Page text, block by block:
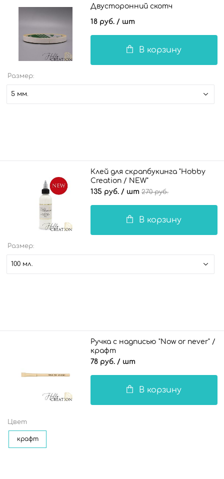
Двусторонний скотч
18 руб. / шт
В корзину
Размер:
5 мм.
Клей для скрапбукинга "Hobby
Creation / NEW"
135 руб. / шт 270 руб.
В корзину
Размер:
100 мл.
Ручка с надписью "Now or never" /
крафт
78 руб. / шт
В корзину
Цвет
крафт